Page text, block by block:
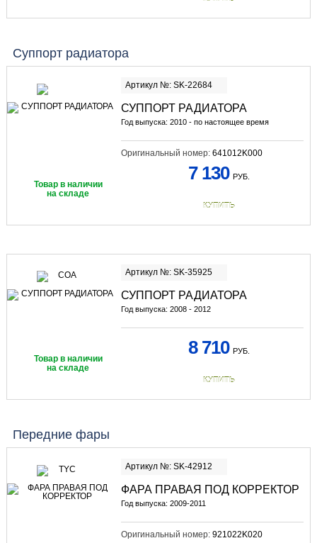
Суппорт радиатора
Артикул №: SK-22684
СУППОРТ РАДИАТОРА
Год выпуска: 2010 - по настоящее время
Оригинальный номер: 641012K000
Товар в наличии
на складе
7 130 РУБ.
КУПИТЬ
Артикул №: SK-35925
СУППОРТ РАДИАТОРА
Год выпуска: 2008 - 2012
Товар в наличии
на складе
8 710 РУБ.
КУПИТЬ
Передние фары
Артикул №: SK-42912
ФАРА ПРАВАЯ ПОД КОРРЕКТОР
Год выпуска: 2009-2011
Оригинальный номер: 921022K020